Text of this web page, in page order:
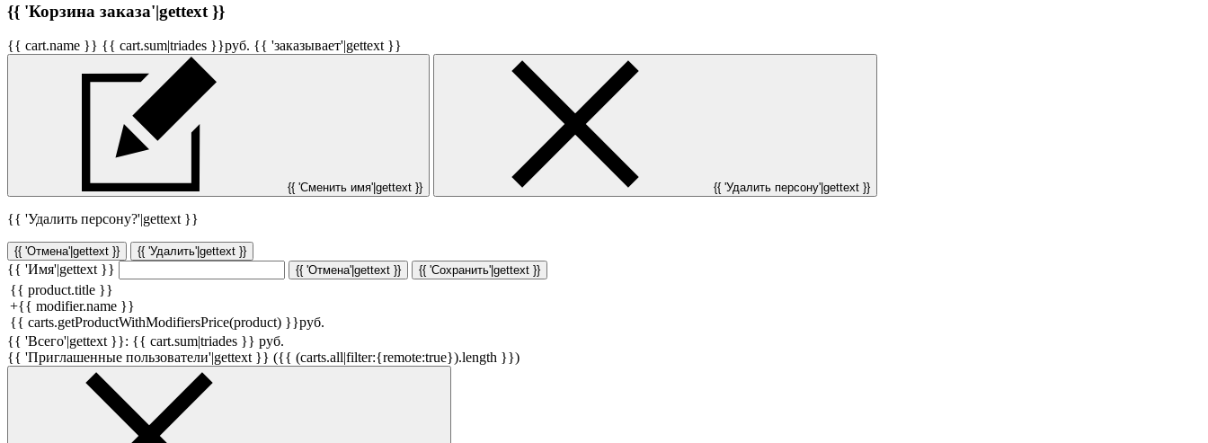
{{ 'Корзина заказа'|gettext }}
{{ cart.name }} {{ cart.sum|triades }}руб. {{ 'заказывает'|gettext }}
{{ 'Сменить имя'|gettext }} {{ 'Удалить персону'|gettext }}
{{ 'Удалить персону?'|gettext }}
{{ 'Отмена'|gettext }} {{ 'Удалить'|gettext }}
{{ 'Имя'|gettext }} {{ 'Отмена'|gettext }} {{ 'Сохранить'|gettext }}
{{ product.title }}
+{{ modifier.name }}
{{ carts.getProductWithModifiersPrice(product) }}руб.
{{ 'Всего'|gettext }}: {{ cart.sum|triades }} руб.
{{ 'Приглашенные пользователи'|gettext }} ({{ (carts.all|filter:{remote:true}).length }})